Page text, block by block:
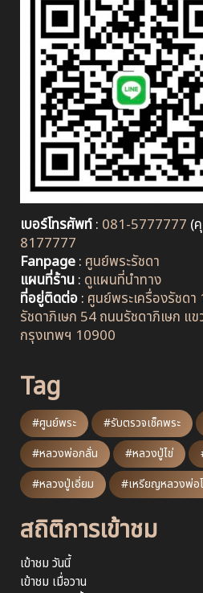
เบอร์โทรศัพท์: 081-5777777 (
8177777
Fanpage: ศูนย์พระรัชดา
แผนที่ร้าน: ดูแผนที่นำทาง
ที่อยู่ติดต่อ: ศูนย์พระเครื่องรัชด
รัชดาภิเษก 54 ถนนรัชดาภิเษก แ
กรุงเทพฯ 10900
Tag
#ศูนย์พระ #รับตรวจเช็คพระ
#หลวงพ่อกลั่น
#หลวงปู่ไข่
#หลวงปู่เอี่ยม
#เหรียญหลวงพ่อ
สถิติการเข้าชม
เข้าชม วันนี้
เข้าชม เมื่อวาน